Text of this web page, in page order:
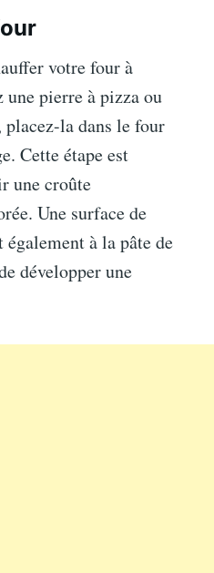
votre four à
pierre à pizza ou
placez-la dans le four
Cette étape est
une croûte
Une surface de
à la pâte de
développer une